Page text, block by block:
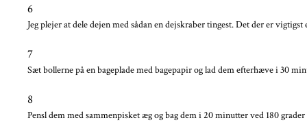
6
Jeg plejer at dele dejen med sådan en dejskraber tingest. Det der er
7
Sæt bollerne på en bageplade med bagepapir og lad dem efterhæve i 30
8
Pensl dem med sammenpisket æg og bag dem i 20 minutter ved 180